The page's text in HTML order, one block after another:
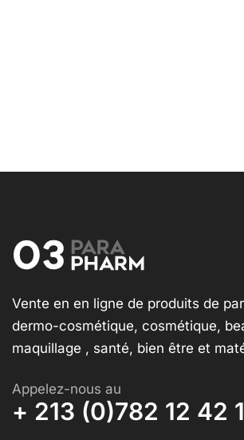
Vente en en ligne de produits de
dermo-cosmétique, cosmétique,
maquillage , santé, bien être et
Appelez-nous au
+ 213 (0)782 12 42